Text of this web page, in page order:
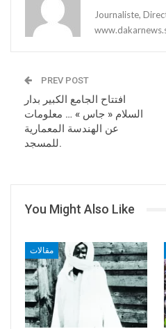
Journaliste,
PREV POST
افتتاح الجامع الكبير بدار
السلام « جاس » … معلومات
عن الهندسة المعمارية
للمسجد.
You Might Also Like
مقالات